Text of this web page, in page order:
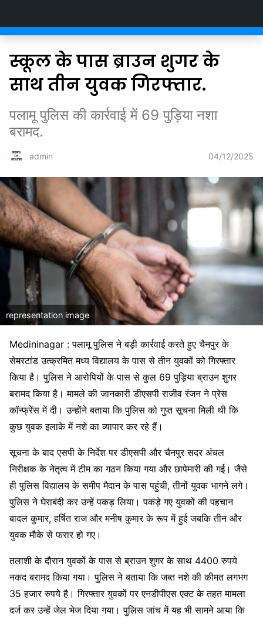
स्कूल के पास ब्राउन शुगर के
साथ तीन युवक गिरफ्तार.
पलामू पुलिस की कार्रवाई में 69 पुड़िया नशा
बरामद.
admin 04/12/2025
representation image
Medininagar : पलामू पुलिस ने बड़ी कार्रवाई करते हुए चैनपुर के
सेमरटांड उत्क्रमित मध्य विद्यालय के पास से तीन युवकों को गिरफ्तार
किया है। पुलिस ने आरोपियों के पास से कुल 69 पुड़िया ब्राउन शुगर
बरामद किया है। मामले की जानकारी डीएसपी राजीव रंजन ने प्रेस
कॉन्फ्रेंस में दी। उन्होंने बताया कि पुलिस को गुप्त सूचना मिली थी कि
कुछ युवक इलाके में नशे का व्यापार कर रहे हैं।
सूचना के बाद एसपी के निर्देश पर डीएसपी और चैनपुर सदर अंचल
निरीक्षक के नेतृत्व में टीम का गठन किया गया और छापेमारी की गई। जैसे
ही पुलिस विद्यालय के समीप मैदान के पास पहुंची, तीनों युवक भागने लगे।
पुलिस ने घेराबंदी कर उन्हें पकड़ लिया। पकड़े गए युवकों की पहचान
बादल कुमार, हर्षित राज और मनीष कुमार के रूप में हुई जबकि तीन और
युवक मौके से फरार हो गए।
तलाशी के दौरान युवकों के पास से ब्राउन शुगर के साथ 4400 रुपये
नकद बरामद किया गया। पुलिस ने बताया कि जब्त नशे की कीमत लगभग
35 हजार रुपये है। गिरफ्तार युवकों पर एनडीपीएस एक्ट के तहत मामला
दर्ज कर उन्हें जेल भेज दिया गया। पुलिस जांच में यह भी सामने आया कि